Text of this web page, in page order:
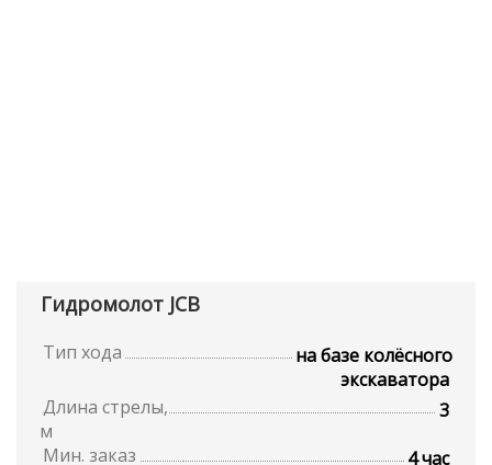
Гидромолот JCB
Тип хода
на базе колёсного
экскаватора
Длина стрелы,
м
3
Мин. заказ
4 час